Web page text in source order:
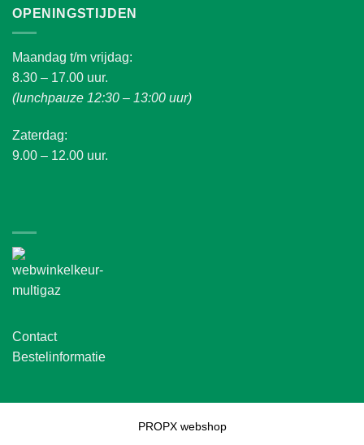
OPENINGSTIJDEN
Maandag t/m vrijdag:
8.30 – 17.00 uur.
(lunchpauze 12:30 – 13:00 uur)
Zaterdag:
9.00 – 12.00 uur.
Contact
Bestelinformatie
PROPX webshop